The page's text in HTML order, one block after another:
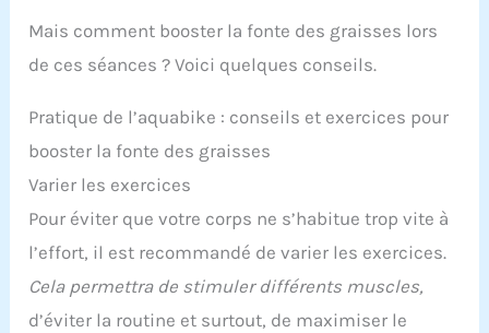
Mais comment booster la fonte des graisses lors
de ces séances ? Voici quelques conseils.
Pratique de l’aquabike : conseils et exercices pour
booster la fonte des graisses
Varier les exercices
Pour éviter que votre corps ne s’habitue trop vite à
l’effort, il est recommandé de varier les exercices.
Cela permettra de stimuler différents muscles,
d’éviter la routine et surtout, de maximiser le